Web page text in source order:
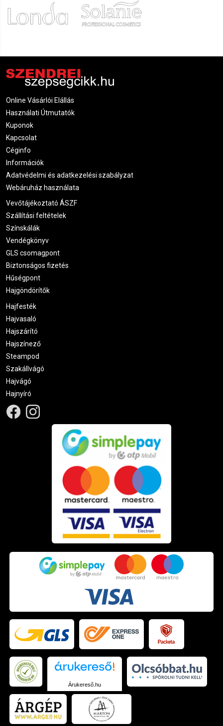
Online Vásárlói Elállás
Használati Útmutatók
Kuponok
Kapcsolat
Céginfo
Információk
Adatvédelmi és adatkezelési szabályzat
Webáruház használata
Vevőtájékoztató ÁSZF
Szállítási feltételek
Színskálák
Vendégkönyv
GLS csomagpont
Biztonságos fizetés
Hűségpont
Hajgöndörítők
Hajfesték
Hajvasaló
Hajszárító
Hajszínező
Steampod
Szakállvágó
Hajvágó
Hajnyíró
Árukereső.hu